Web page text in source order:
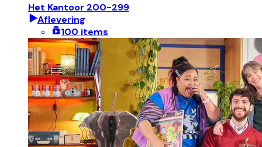
Het Kantoor 200-299
Aflevering
100 items